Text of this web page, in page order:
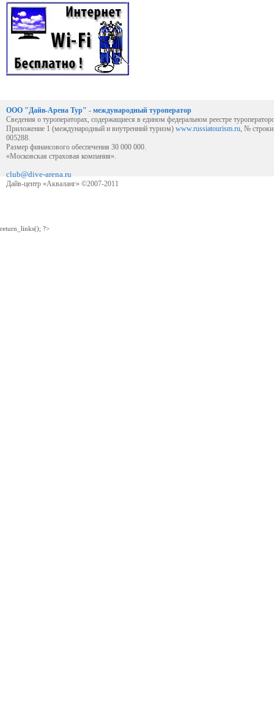
ООО "Дайв-Арена Тур" - международный туроператор
Сведения о туроператорах, содержащиеся в едином федеральном реестре
Приложение 1 (международный и внутренний туризм) www.russiatourism.ru, №
005288.
Размер финансового обеспечения 30 000 000.
«Московская страховая компания».
club@dive-arena.ru
Дайв-центр «Акваланг» ©2007-2011
return_links(); ?>